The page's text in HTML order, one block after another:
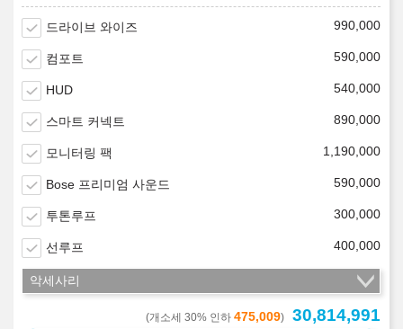
드라이브 와이즈 990,000
컴포트 590,000
HUD 540,000
스마트 커넥트 890,000
모니터링 팩 1,190,000
Bose 프리미엄 사운드 590,000
투톤루프 300,000
선루프 400,000
악세사리
(개소세 30% 인하 475,009) 30,814,991